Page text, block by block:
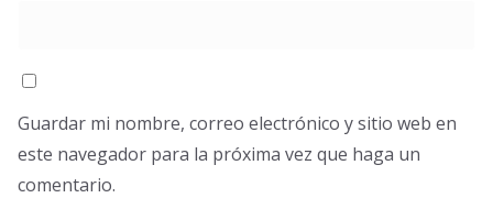
Guardar mi nombre, correo electrónico y sitio web en
este navegador para la próxima vez que haga un
comentario.